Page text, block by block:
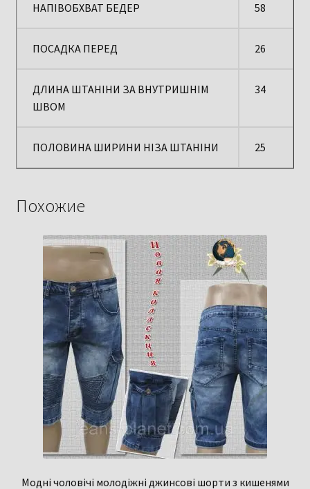
НАПІВОБХВАТ БЕДЕР 58
ПОСАДКА ПЕРЕД 26
ДЛИНА ШТАНІНИ ЗА ВНУТРИШНІМ
ШВОМ
34
ПОЛОВИНА ШИРИНИ НІЗА ШТАНІНИ 25
Похожие
Модні чоловічі молодіжні джинсові шорти з кишенями